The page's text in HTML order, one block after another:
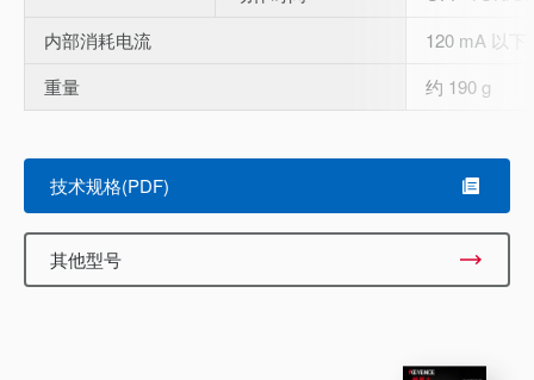
内部消耗电流
120 mA 以下
重量
约 190 g
技术规格(PDF)
其他型号